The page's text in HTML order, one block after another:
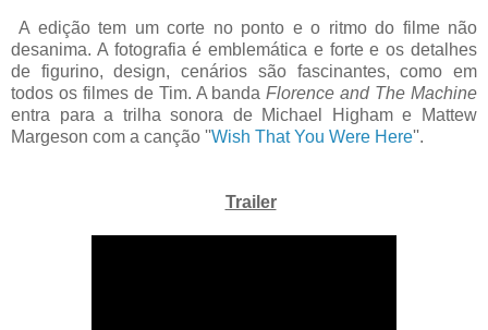
A edição tem um corte no ponto e o ritmo do filme não
desanima. A fotografia é emblemática e forte e os detalhes
de figurino, design, cenários são fascinantes, como em
todos os filmes de Tim. A bandaFlorence and The Machine
entra para a trilha sonora de Michael Higham e Mattew
Margeson com a canção ''Wish That You Were Here''.
Trailer